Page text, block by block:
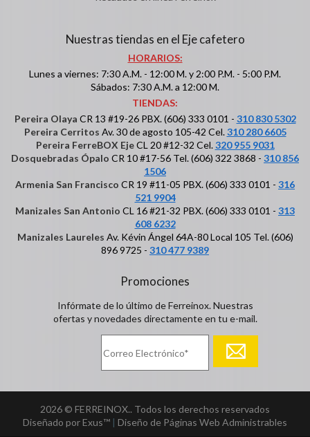
Nuestras tiendas en el Eje cafetero
HORARIOS:
Lunes a viernes: 7:30 A.M. - 12:00 M. y 2:00 P.M. - 5:00 P.M.
Sábados: 7:30 A.M. a 12:00 M.
TIENDAS:
Pereira Olaya CR 13 #19-26 PBX. (606) 333 0101 - 310 830 5302
Pereira Cerritos Av. 30 de agosto 105-42 Cel.310 280 6605
Pereira FerreBOX EjeCL 20 #12-32 Cel.320 955 9031
Dosquebradas Ópalo CR 10 #17-56 Tel. (606) 322 3868 - 310 856
1506
Armenia San Francisco CR 19 #11-05 PBX. (606) 333 0101 - 316
521 9904
Manizales San Antonio CL 16 #21-32 PBX. (606) 333 0101 - 313
608 6232
Manizales Laureles Av. Kévin Ángel 64A-80 Local 105 Tel. (606)
896 9725 - 310 477 9389
Promociones
Infórmate de lo último de Ferreinox. Nuestras
ofertas y novedades directamente en tu e-mail.
2026 © FERREINOX.. Todos los derechos reservados
Diseñado por Exus™ | Diseño de Páginas Web Administrables